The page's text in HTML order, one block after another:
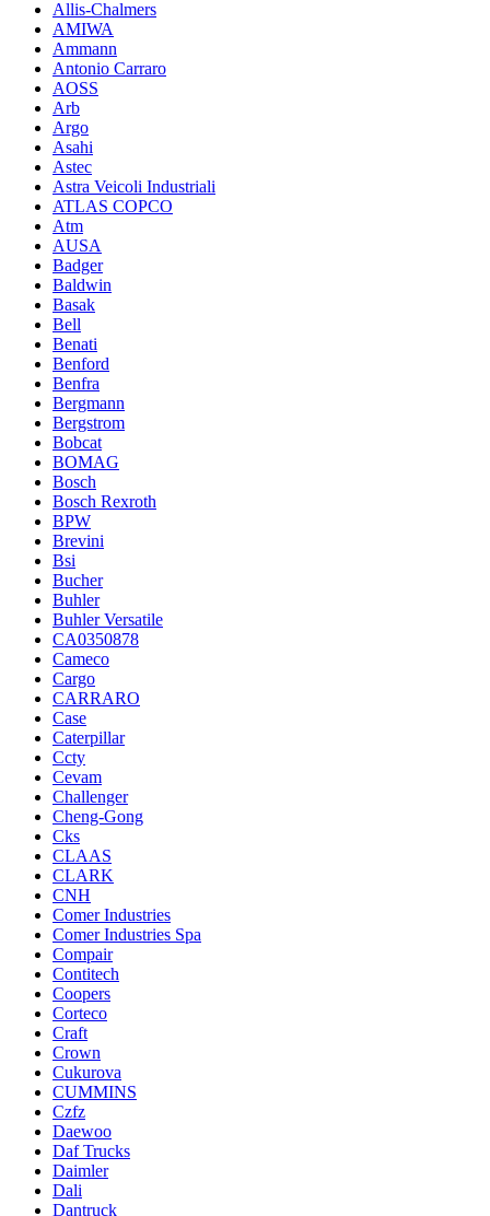
Allis-Chalmers
AMIWA
Ammann
Antonio Carraro
AOSS
Arb
Argo
Asahi
Astec
Astra Veicoli Industriali
ATLAS COPCO
Atm
AUSA
Badger
Baldwin
Basak
Bell
Benati
Benford
Benfra
Bergmann
Bergstrom
Bobcat
BOMAG
Bosch
Bosch Rexroth
BPW
Brevini
Bsi
Bucher
Buhler
Buhler Versatile
CA0350878
Cameco
Cargo
CARRARO
Case
Caterpillar
Ccty
Cevam
Challenger
Cheng-Gong
Cks
CLAAS
CLARK
CNH
Comer Industries
Comer Industries Spa
Compair
Contitech
Coopers
Corteco
Craft
Crown
Cukurova
CUMMINS
Czfz
Daewoo
Daf Trucks
Daimler
Dali
Dantruck